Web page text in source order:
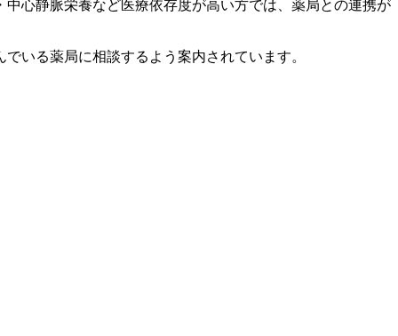
心静脈栄養など医療依存度が高い方では、薬局との連携が
いる薬局に相談するよう案内されています。